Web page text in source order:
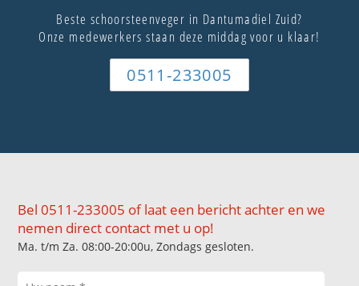
Beste schoorsteenveger in Dantumadiel Zuid?
Onze medewerkers staan deze middag voor u klaar!
0511-233005
Bel 0511-233005 of laat een bericht achter en we
nemen direct contact met u op!
Ma. t/m Za. 08:00-20:00u, Zondags gesloten.